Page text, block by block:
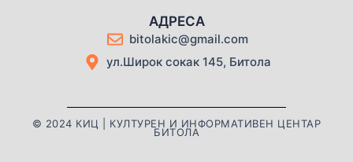
b
o
o
t
a
g
m
u
b
e
АДРЕСА
bitolakic@gmail.com
ул.Широк сокак 145, Битола
© 2024 КИЦ | КУЛТУРЕН И ИНФОРМАТИВЕН ЦЕНТАР
БИТОЛА